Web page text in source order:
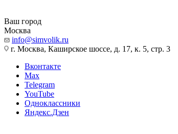
Ваш город
Москва
info@simvolik.ru
г. Москва, Каширское шоссе, д. 17, к. 5, стр. 3
Вконтакте
Max
Telegram
YouTube
Одноклассники
Яндекс.Дзен